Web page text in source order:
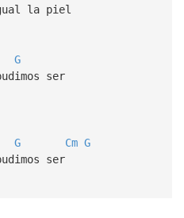
la piel
G
ser
G Cm G
ser